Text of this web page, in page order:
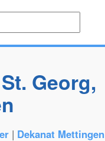
Georg,
| Dekanat Mettingen